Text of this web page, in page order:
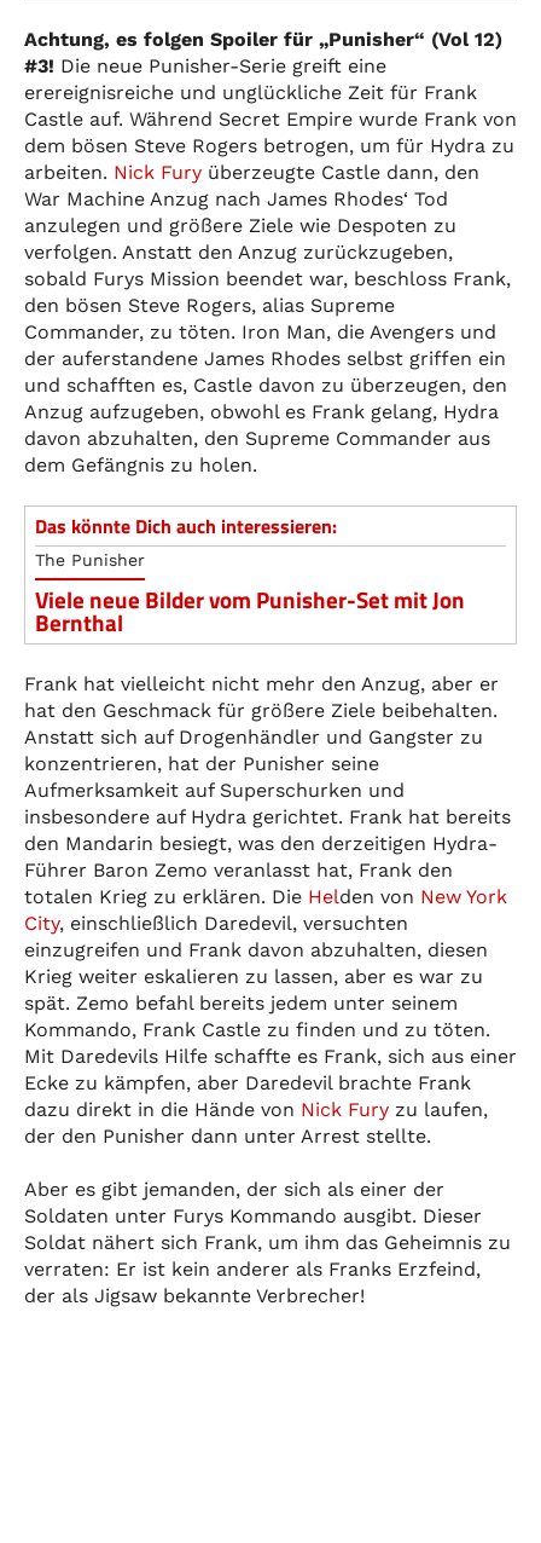
Achtung, es folgen Spoiler für „Punisher“ (Vol 12)
#3! Die neue Punisher-Serie greift eine
erereignisreiche und unglückliche Zeit für Frank
Castle auf. Während Secret Empire wurde Frank von
dem bösen Steve Rogers betrogen, um für Hydra zu
arbeiten. Nick Fury überzeugte Castle dann, den
War Machine Anzug nach James Rhodes‘ Tod
anzulegen und größere Ziele wie Despoten zu
verfolgen. Anstatt den Anzug zurückzugeben,
sobald Furys Mission beendet war, beschloss Frank,
den bösen Steve Rogers, alias Supreme
Commander, zu töten. Iron Man, die Avengers und
der auferstandene James Rhodes selbst griffen ein
und schafften es, Castle davon zu überzeugen, den
Anzug aufzugeben, obwohl es Frank gelang, Hydra
davon abzuhalten, den Supreme Commander aus
dem Gefängnis zu holen.
Das könnte Dich auch interessieren:
The Punisher
Viele neue Bilder vom Punisher-Set mit Jon
Bernthal
Frank hat vielleicht nicht mehr den Anzug, aber er
hat den Geschmack für größere Ziele beibehalten.
Anstatt sich auf Drogenhändler und Gangster zu
konzentrieren, hat der Punisher seine
Aufmerksamkeit auf Superschurken und
insbesondere auf Hydra gerichtet. Frank hat bereits
den Mandarin besiegt, was den derzeitigen Hydra-
Führer Baron Zemo veranlasst hat, Frank den
totalen Krieg zu erklären. Die Helden von New York
City, einschließlich Daredevil, versuchten
einzugreifen und Frank davon abzuhalten, diesen
Krieg weiter eskalieren zu lassen, aber es war zu
spät. Zemo befahl bereits jedem unter seinem
Kommando, Frank Castle zu finden und zu töten.
Mit Daredevils Hilfe schaffte es Frank, sich aus einer
Ecke zu kämpfen, aber Daredevil brachte Frank
dazu direkt in die Hände von Nick Fury zu laufen,
der den Punisher dann unter Arrest stellte.
Aber es gibt jemanden, der sich als einer der
Soldaten unter Furys Kommando ausgibt. Dieser
Soldat nähert sich Frank, um ihm das Geheimnis zu
verraten: Er ist kein anderer als Franks Erzfeind,
der als Jigsaw bekannte Verbrecher!